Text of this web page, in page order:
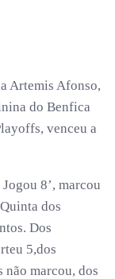
Artemis Afonso,
do Benfica
venceu a
8’, marcou
dos
Dos
5,dos
não marcou, dos